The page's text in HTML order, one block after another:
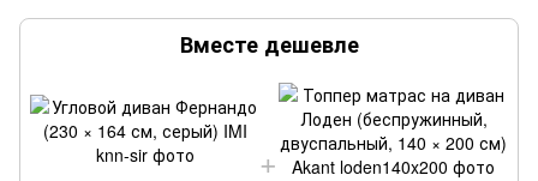
Вместе дешевле